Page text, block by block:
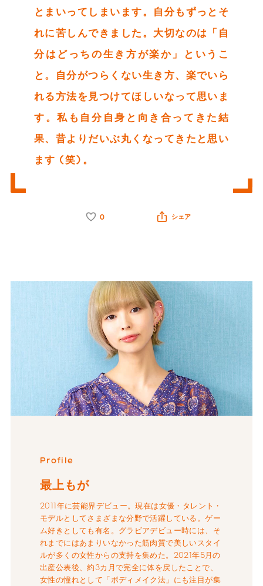
とまいってしまいます。自分もずっとそ
れに苦しんできました。大切なのは「自
分はどっちの生き方が楽か」というこ
と。自分がつらくない生き方、楽でいら
れる方法を見つけてほしいなって思いま
す。私も自分自身と向き合ってきた結
果、昔よりだいぶ丸くなってきたと思い
ます (笑)。
0 シェア
Profile
最上もが
2011年に芸能界デビュー。現在は女優・タレント・
モデルとしてさまざまな分野で活躍している。ゲー
ム好きとしても有名。グラビアデビュー時には、そ
れまでにはあまりいなかった筋肉質で美しいスタイ
ルが多くの女性からの支持を集めた。2021年5月の
出産公表後、約3カ月で完全に体を戻したことで、
女性の憧れとして「ボディメイク法」にも注目が集